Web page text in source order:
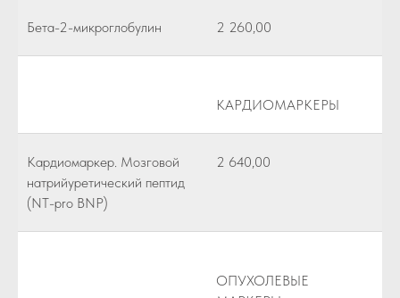
Бета-2-микроглобулин 2 260,00
КАРДИОМАРКЕРЫ
Кардиомаркер. Мозговой
натрийуретический пептид
(NT-pro BNP)
2 640,00
ОПУХОЛЕВЫЕ